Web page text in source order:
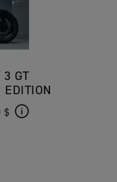
3 GT
$